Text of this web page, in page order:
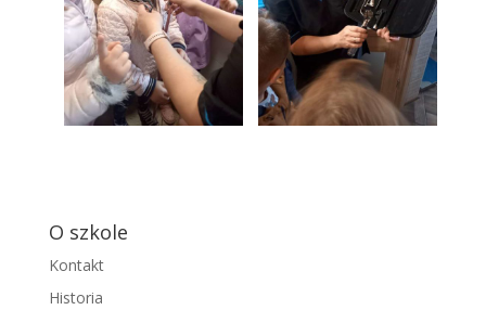
O szkole
Kontakt
Historia